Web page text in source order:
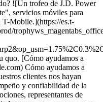
![Un trofeo de J.D. Power
servicios móviles para
T-Mobile.](https://es.t-
quo. [Cómo ayudamos a
Cómo ayudamos a
clientes nos hayan
y confiabilidad de la
representantes de